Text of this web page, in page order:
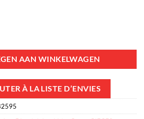
AAN WINKELWAGEN
À LA LISTE D’ENVIES